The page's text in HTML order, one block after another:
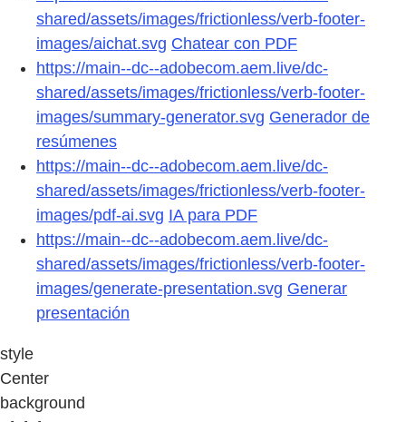
shared/assets/images/frictionless/verb-footer-
images/aichat.svg Chatear con PDF
https://main--dc--adobecom.aem.live/dc-
shared/assets/images/frictionless/verb-footer-
images/summary-generator.svg Generador de
resúmenes
https://main--dc--adobecom.aem.live/dc-
shared/assets/images/frictionless/verb-footer-
images/pdf-ai.svg IA para PDF
https://main--dc--adobecom.aem.live/dc-
shared/assets/images/frictionless/verb-footer-
images/generate-presentation.svg Generar
presentación
style
Center
background